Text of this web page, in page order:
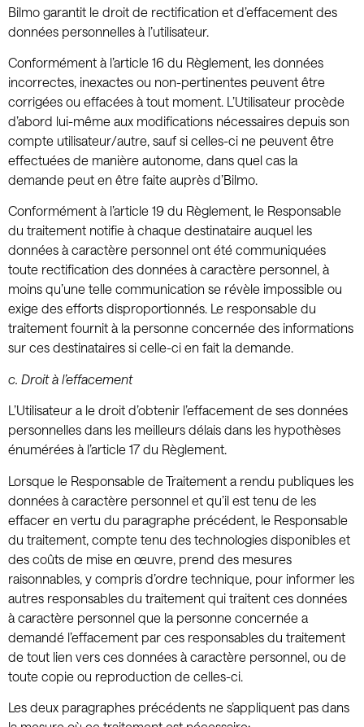
Bilmo garantit le droit de rectification et d’effacement des
données personnelles à l’utilisateur.
Conformément à l’article 16 du Règlement, les données
incorrectes, inexactes ou non-pertinentes peuvent être
corrigées ou effacées à tout moment. L’Utilisateur procède
d’abord lui-même aux modifications nécessaires depuis son
compte utilisateur/autre, sauf si celles-ci ne peuvent être
effectuées de manière autonome, dans quel cas la
demande peut en être faite auprès d’Bilmo.
Conformément à l’article 19 du Règlement, le Responsable
du traitement notifie à chaque destinataire auquel les
données à caractère personnel ont été communiquées
toute rectification des données à caractère personnel, à
moins qu’une telle communication se révèle impossible ou
exige des efforts disproportionnés. Le responsable du
traitement fournit à la personne concernée des informations
sur ces destinataires si celle-ci en fait la demande.
c. Droit à l’effacement
L’Utilisateur a le droit d’obtenir l’effacement de ses données
personnelles dans les meilleurs délais dans les hypothèses
énumérées à l’article 17 du Règlement.
Lorsque le Responsable de Traitement a rendu publiques les
données à caractère personnel et qu’il est tenu de les
effacer en vertu du paragraphe précédent, le Responsable
du traitement, compte tenu des technologies disponibles et
des coûts de mise en œuvre, prend des mesures
raisonnables, y compris d’ordre technique, pour informer les
autres responsables du traitement qui traitent ces données
à caractère personnel que la personne concernée a
demandé l’effacement par ces responsables du traitement
de tout lien vers ces données à caractère personnel, ou de
toute copie ou reproduction de celles-ci.
Les deux paragraphes précédents ne s’appliquent pas dans